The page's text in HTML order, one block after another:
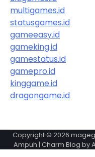
multigames.id
statusgames.id
gameeasy.id
gameking.id
gamestatus.id
gamepro.id
kinggame.id
dragongame.id
Copyright © 2026
Ampuh | Charm Blog by